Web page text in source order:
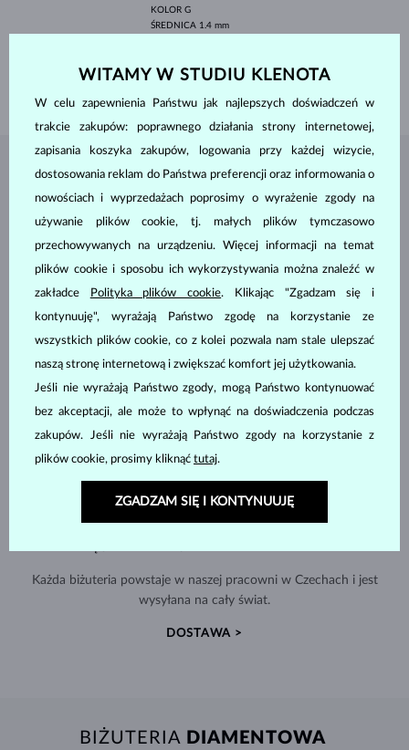
KOLOR G
ŚREDNICA 1.4 mm
BIŻUTERIA ZATELIER KLENOTA
Każda biżuteria powstaje w naszej pracowni w Czechach i jest
wysyłana na cały świat.
DOSTAWA >
BIŻUTERIA DIAMENTOWA
WITAMY W STUDIU KLENOTA
W celu zapewnienia Państwu jak najlepszych doświadczeń w
trakcie zakupów: poprawnego działania strony internetowej,
zapisania koszyka zakupów, logowania przy każdej wizycie,
dostosowania reklam do Państwa preferencji oraz informowania o
nowościach i wyprzedażach poprosimy o wyrażenie zgody na
używanie plików cookie, tj. małych plików tymczasowo
przechowywanych na urządzeniu. Więcej informacji na temat
plików cookie i sposobu ich wykorzystywania można znaleźć w
zakładce
Polityka plików cookie. Klikając "Zgadzam się i
kontynuuję", wyrażają Państwo zgodę na korzystanie ze
wszystkich plików cookie, co z kolei pozwala nam stale ulepszać
naszą stronę internetową i zwiększać komfort jej użytkowania.
Jeśli nie wyrażają Państwo zgody, mogą Państwo kontynuować
bez akceptacji, ale może to wpłynąć na doświadczenia podczas
zakupów. Jeśli nie wyrażają Państwo zgody na korzystanie z
plików cookie, prosimy kliknąć tutaj.
ZGADZAM SIĘ I KONTYNUUJĘ